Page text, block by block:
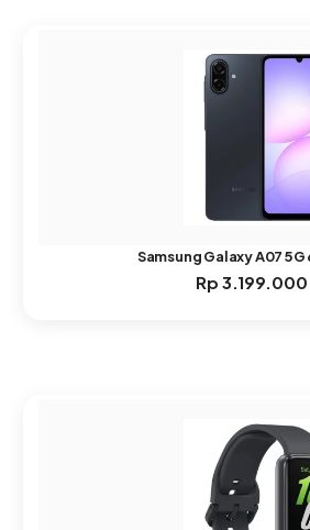
Samsung Galaxy A07 5G
Rp 3.199.000